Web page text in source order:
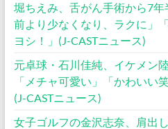
堀ちえみ、舌がん手術から7
前より少なくなり、ラクに」
ヨシ！」(J-CASTニュース)
元卓球・石川佳純、イケメン
「メチャ可愛い」「かわいい
(J-CASTニュース)
女子ゴルフの金沢志奈、肩出